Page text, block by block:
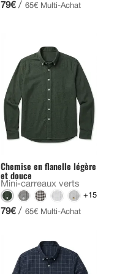
79€ / 65€ Multi-Achat
Chemise en flanelle légère
et douce
Mini-carreaux verts
+15
79€ / 65€ Multi-Achat